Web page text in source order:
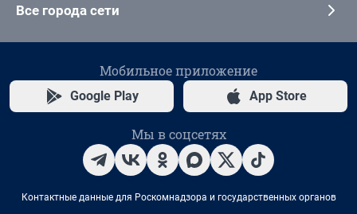
Все города сети
Мобильное приложение
Google Play App Store
Мы в соцсетях
Контактные данные для Роскомнадзора и государственных органов